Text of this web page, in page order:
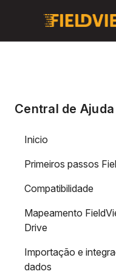
Central de Ajuda
Inicio
Primeiros passos
Compatibilidade
Mapeamento
Drive
Importação e
dados